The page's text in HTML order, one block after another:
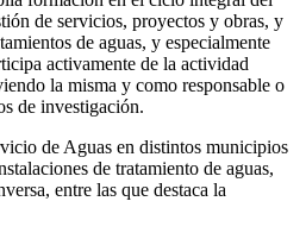
de servicios, proyectos y obras, y
de aguas, y especialmente
activamente de la actividad
la misma y como responsable o
de investigación.
de Aguas en distintos municipios
de tratamiento de aguas,
entre las que destaca la